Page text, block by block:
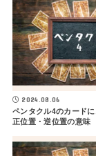
2024.08.06
ペンタクル4のカード
正位置・逆位置の意味